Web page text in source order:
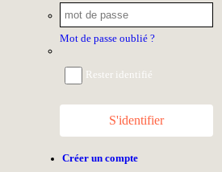
Mot de passe oublié ?
Rester identifié
S'identifier
Créer un compte